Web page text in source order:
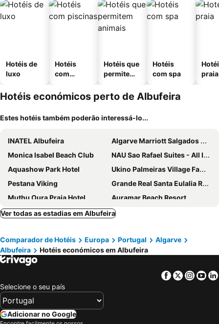
Hotéis de
luxo
Hotéis
com
Hotéis que
permitem
Hotéis
com spa
praia
Hotéis económicos perto de Albufeira
Estes hotéis também poderão interessá-lo...
INATEL Albufeira
Algarve Marriott Salgados Golf Resort & Spa
Monica Isabel Beach Club
NAU Sao Rafael Suites - All Inclusive
Aquashow Park Hotel
Ukino Palmeiras Village Family Resort - All Inclusive
Pestana Viking
Grande Real Santa Eulalia Resort & Hotel Spa
Muthu Oura Praia Hotel
Auramar Beach Resort
Dom Jose Beach Hotel
Wine&Books by the Sea Algarve
Hotel da Gale
Pestana Vila Sol Golf - Vilamoura
Albufeira Sol Hotel & Spa
AP Adriana Beach Resort
Colina dos Mouros
Pestana Palm Gardens
Hotel Pinhal do Sol
Marriott Residences Salgados Resort, Algarve
Acqua Maris Balaia
Ver todas as estadias em Albufeira
Comparador de Hotéis Europa Portugal
Algarve
Albufeira
Hotéis económicos em Albufeira
Facebook
Twitter
Selecione o seu país
Adicionar no Google